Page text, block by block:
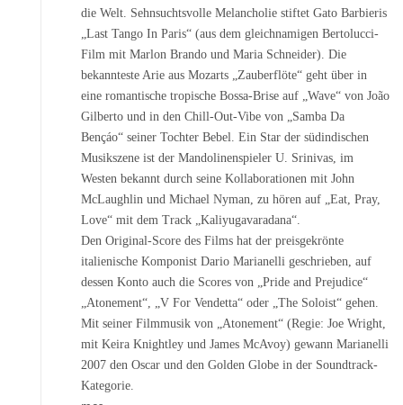
die Welt. Sehnsuchtsvolle Melancholie stiftet Gato Barbieris
„Last Tango In Paris“ (aus dem gleichnamigen Bertolucci-
Film mit Marlon Brando und Maria Schneider). Die
bekannteste Arie aus Mozarts „Zauberflöte“ geht über in
eine romantische tropische Bossa-Brise auf „Wave“ von João
Gilberto und in den Chill-Out-Vibe von „Samba Da
Bençáo“ seiner Tochter Bebel. Ein Star der südindischen
Musikszene ist der Mandolinenspieler U. Srinivas, im
Westen bekannt durch seine Kollaborationen mit John
McLaughlin und Michael Nyman, zu hören auf „Eat, Pray,
Love“ mit dem Track „Kaliyugavaradana“.
Den Original-Score des Films hat der preisgekrönte
italienische Komponist Dario Marianelli geschrieben, auf
dessen Konto auch die Scores von „Pride and Prejudice“
„Atonement“, „V For Vendetta“ oder „The Soloist“ gehen.
Mit seiner Filmmusik von „Atonement“ (Regie: Joe Wright,
mit Keira Knightley und James McAvoy) gewann Marianelli
2007 den Oscar und den Golden Globe in der Soundtrack-
Kategorie.